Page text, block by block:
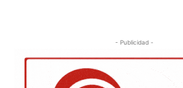
- Publicidad -